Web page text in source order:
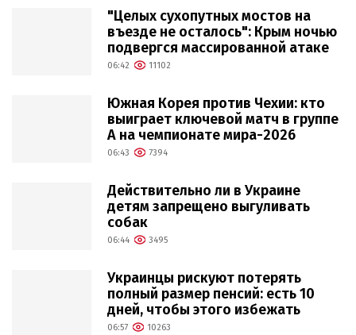
"Целых сухопутных мостов на
въезде не осталось": Крым ночью
подвергся массированной атаке
06:42 11102
Южная Корея против Чехии: кто
выиграет ключевой матч в группе
А на чемпионате мира-2026
06:43 7394
Действительно ли в Украине
детям запрещено выгуливать
собак
06:44 3495
Украинцы рискуют потерять
полный размер пенсий: есть 10
дней, чтобы этого избежать
06:57 10263